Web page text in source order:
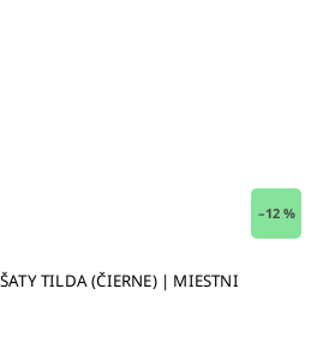
–12 %
TILDA (ČIERNE) | MIESTNI